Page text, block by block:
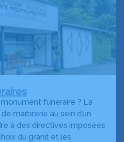
funéraire ? La
marbrerie au sein d’un
à des directives imposées
du granit et les